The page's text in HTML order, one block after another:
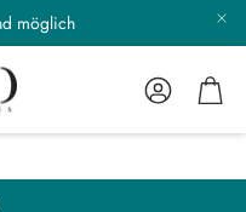
Keine
Konto